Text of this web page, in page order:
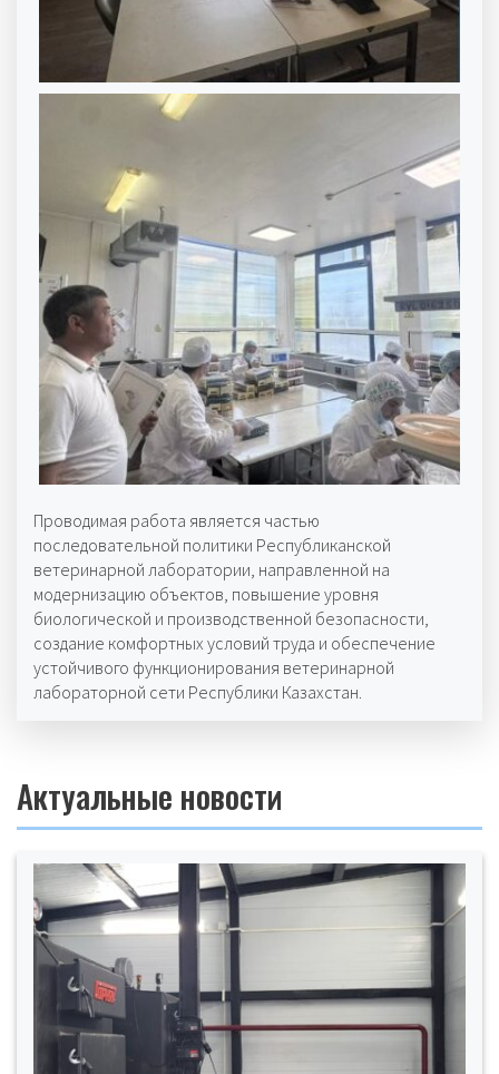
Проводимая работа является частью
последовательной политики Республиканской
ветеринарной лаборатории, направленной на
модернизацию объектов, повышение уровня
биологической и производственной безопасности,
создание комфортных условий труда и обеспечение
устойчивого функционирования ветеринарной
лабораторной сети Республики Казахстан.
Актуальные новости